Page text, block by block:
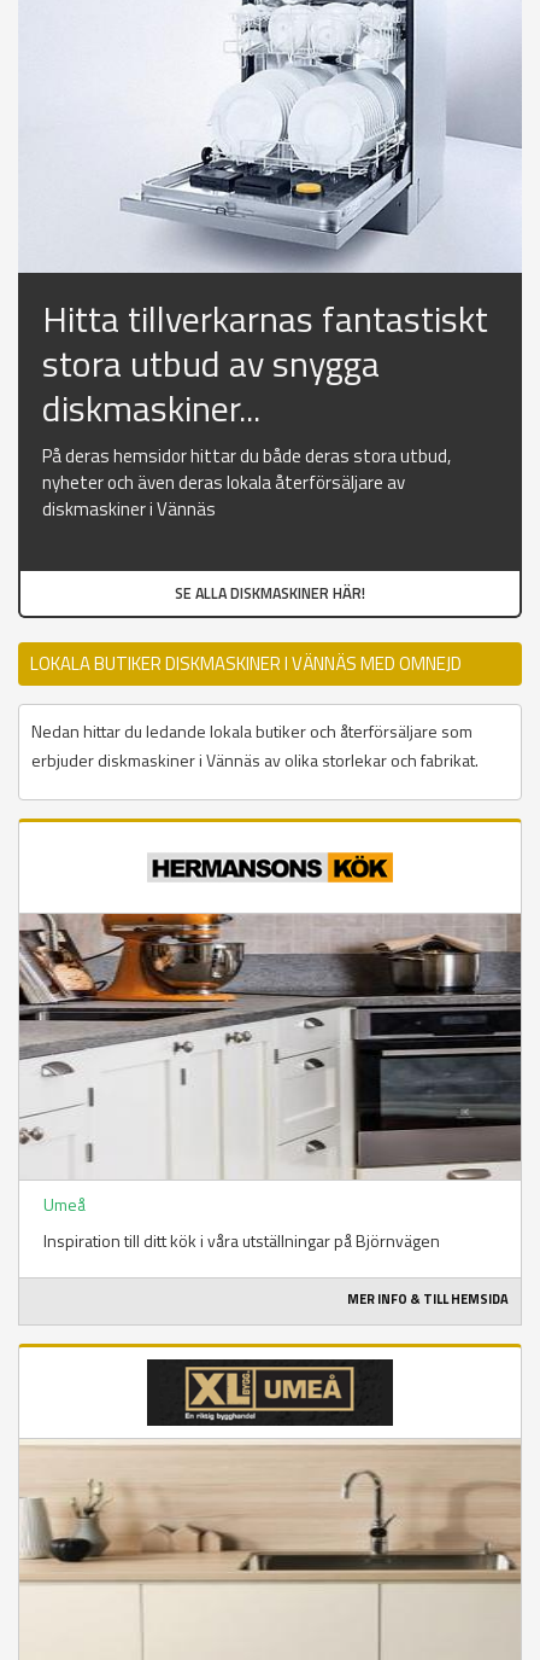
Hitta tillverkarnas fantastiskt
stora utbud av snygga
diskmaskiner...
På deras hemsidor hittar du både deras stora utbud,
nyheter och även deras lokala återförsäljare av
diskmaskiner i Vännäs
SE ALLA DISKMASKINER HÄR!
LOKALA BUTIKER DISKMASKINER I VÄNNÄS MED OMNEJD
Nedan hittar du ledande lokala butiker och återförsäljare som
erbjuder diskmaskiner i Vännäs av olika storlekar och fabrikat.
Umeå
Inspiration till ditt kök i våra utställningar på Björnvägen
MER INFO & TILL HEMSIDA